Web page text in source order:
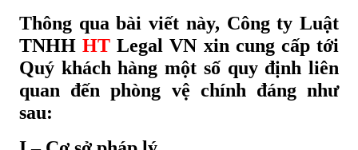
Thông qua bài viết này, Công ty Luật
TNHHHT Legal VN xin cung cấp tới
Quý khách hàng một số quy định liên
quan đến phòng vệ chính đáng như
sau: